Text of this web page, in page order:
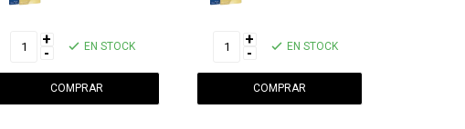
+
- EN STOCK +
- EN STOCK